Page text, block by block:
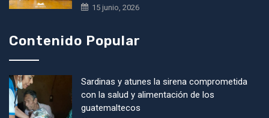
15 junio, 2026
Contenido Popular
Sardinas y atunes la sirena comprometida
con la salud y alimentación de los
guatemaltecos